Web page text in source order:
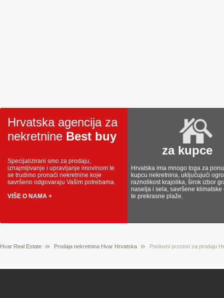
Hrvatska agencija za
nekretnine Best buy
Specijalizirani smo za prodaju,
iznajmljivanje i upravljanje imovinom te
se trudimo pronaći nekretnine koje
savršeno odgovaraju Vašim potrebama.
VIŠE O NAMA +
za kupce
Hrvatska ima mnogo toga za
kupcu nekretnina, uključujući
raznolikost krajolika, širok izbor
naselja i sela, savršene klimatske
te prekrasne plaže.
Hvar Real Estate Prodaja nekretnina Hvar Hrvatska Poslovni prostori za prodaju